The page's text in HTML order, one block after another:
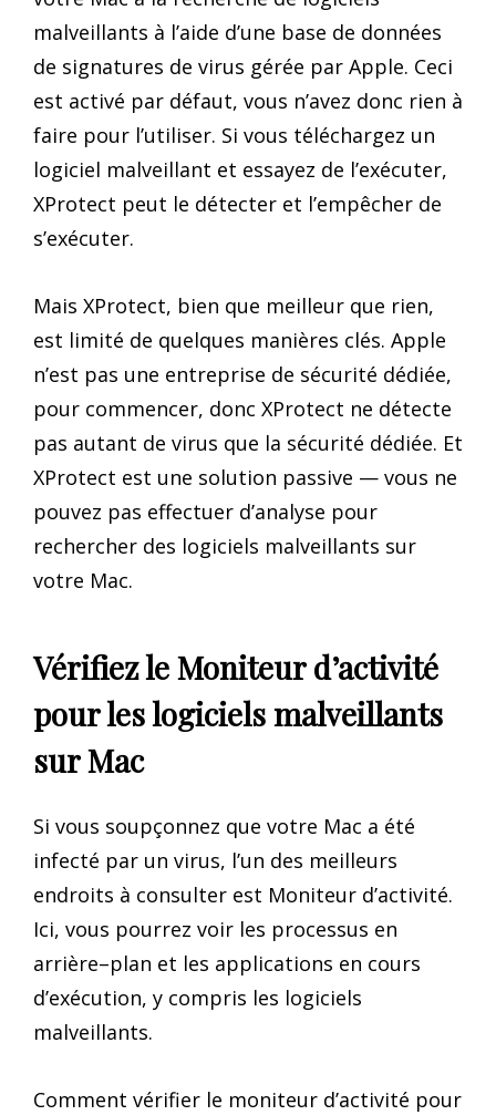
malveillants à l’aide d’une base de données
de signatures de virus gérée par Apple. Ceci
est activé par défaut, vous n’avez donc rien à
faire pour l’utiliser. Si vous téléchargez un
logiciel malveillant et essayez de l’exécuter,
XProtect peut le détecter et l’empêcher de
s’exécuter.
Mais XProtect, bien que meilleur que rien,
est limité de quelques manières clés. Apple
n’est pas une entreprise de sécurité dédiée,
pour commencer, donc XProtect ne détecte
pas autant de virus que la sécurité dédiée. Et
XProtect est une solution passive — vous ne
pouvez pas effectuer d’analyse pour
rechercher des logiciels malveillants sur
votre Mac.
Vérifiez le Moniteur d’activité
pour les logiciels malveillants
sur Mac
Si vous soupçonnez que votre Mac a été
infecté par un virus, l’un des meilleurs
endroits à consulter est Moniteur d’activité.
Ici, vous pourrez voir les processus en
arrière–plan et les applications en cours
d’exécution, y compris les logiciels
malveillants.
Comment vérifier le moniteur d’activité pour